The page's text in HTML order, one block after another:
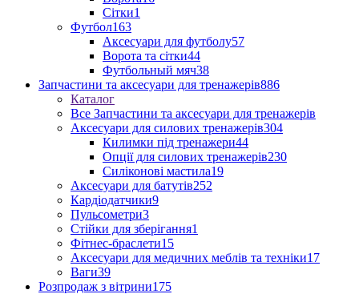
Сітки1
Футбол163
Аксесуари для футболу57
Ворота та сітки44
Футбольный мяч38
Запчастини та аксесуари для тренажерів886
Каталог
Все Запчастини та аксесуари для тренажерів
Аксесуари для силових тренажерів304
Килимки під тренажери44
Опції для силових тренажерів230
Силіконові мастила19
Аксесуари для батутів252
Кардіодатчики9
Пульсометри3
Стійки для зберігання1
Фітнес-браслети15
Аксесуари для медичних меблів та техніки17
Ваги39
Розпродаж з вітрини175